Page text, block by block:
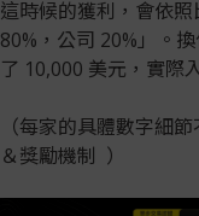
這時候的獲利，會依
80%，公司 20%」。
了 10,000 美元，實際
（每家的具體數字細
＆獎勵機制 ）